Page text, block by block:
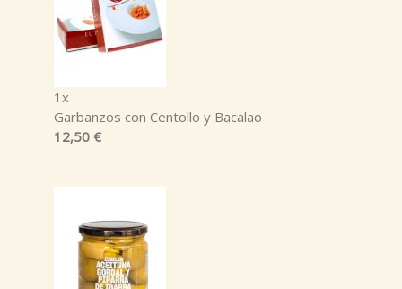
1x
Garbanzos con Centollo y Bacalao
12,50 €